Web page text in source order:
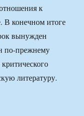
к
В конечном итоге
вынужден
по-прежнему
литературу.